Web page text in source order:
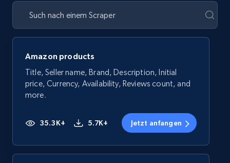
Amazon products
Title, Seller name, Brand, Description, Initial
price, Currency, Availability, Reviews count, and
more.
35.3K+ 5.7K+ Jetzt anfangen